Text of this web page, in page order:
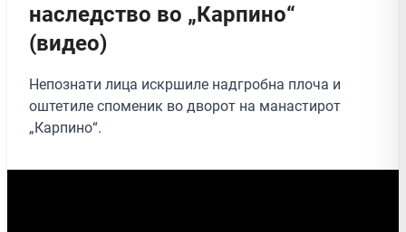
наследство во „Карпино“
(видео)
Непознати лица искршиле надгробна плоча и
оштетиле споменик во дворот на манастирот
„Карпино“.